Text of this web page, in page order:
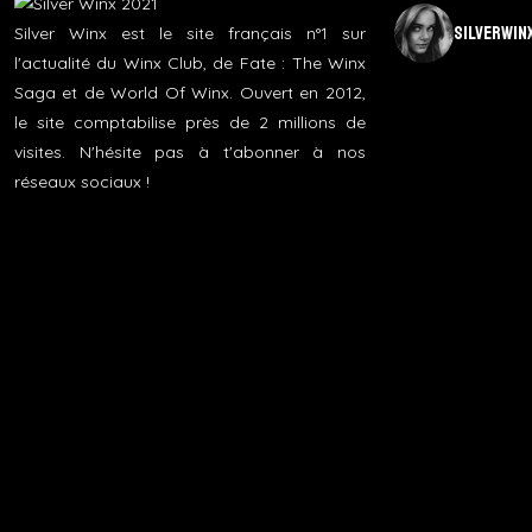
Silver Winx est le site français n°1 sur
l'actualité du Winx Club, de Fate : The Winx
Saga et de World Of Winx. Ouvert en 2012,
le site comptabilise près de 2 millions de
visites. N'hésite pas à t'abonner à nos
réseaux sociaux !